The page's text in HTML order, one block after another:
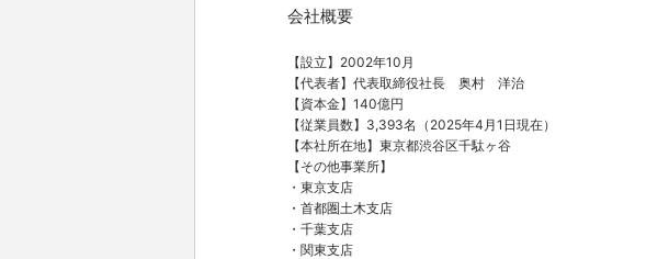
会社概要
【設立】2002年10月
【代表者】代表取締役社長 奥村 洋治
【資本金】140億円
【従業員数】3,393名（2025年4月1日現在）
【本社所在地】東京都渋谷区千駄ヶ谷
【その他事業所】
・東京支店
・首都圏土木支店
・千葉支店
・関東支店